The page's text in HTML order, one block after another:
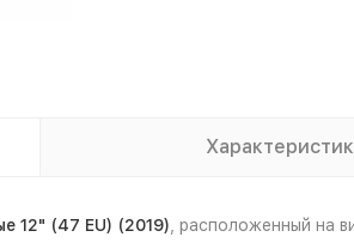
12" (47 EU) (2019) , расположенный на